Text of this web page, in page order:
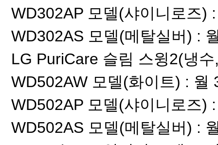
WD302AP 모델(샤이니로즈)
WD302AS 모델(메탈실버) :
LG PuriCare 슬림 스윙2(냉
WD502AW 모델(화이트) : 월
WD502AP 모델(샤이니로즈)
WD502AS 모델(메탈실버) :